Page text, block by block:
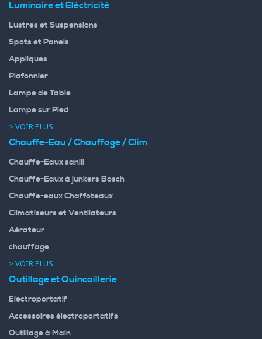
Luminaire et Eléctricité
Lustres et Suspensions
Spots et Panels
Appliques
Plafonnier
Lampe de Table
Lampe sur Pied
> VOIR PLUS
Chauffe-Eau / Chauffage / Clim
Chauffe-Eaux sanili
Chauffe-Eaux à junkers Bosch
Chauffe-eaux Chaffoteaux
Climatiseurs et Ventilateurs
Aérateur
chauffage
> VOIR PLUS
Outillage et Quincaillerie
Electroportatif
Accessoires électroportatifs
Outillage à Main